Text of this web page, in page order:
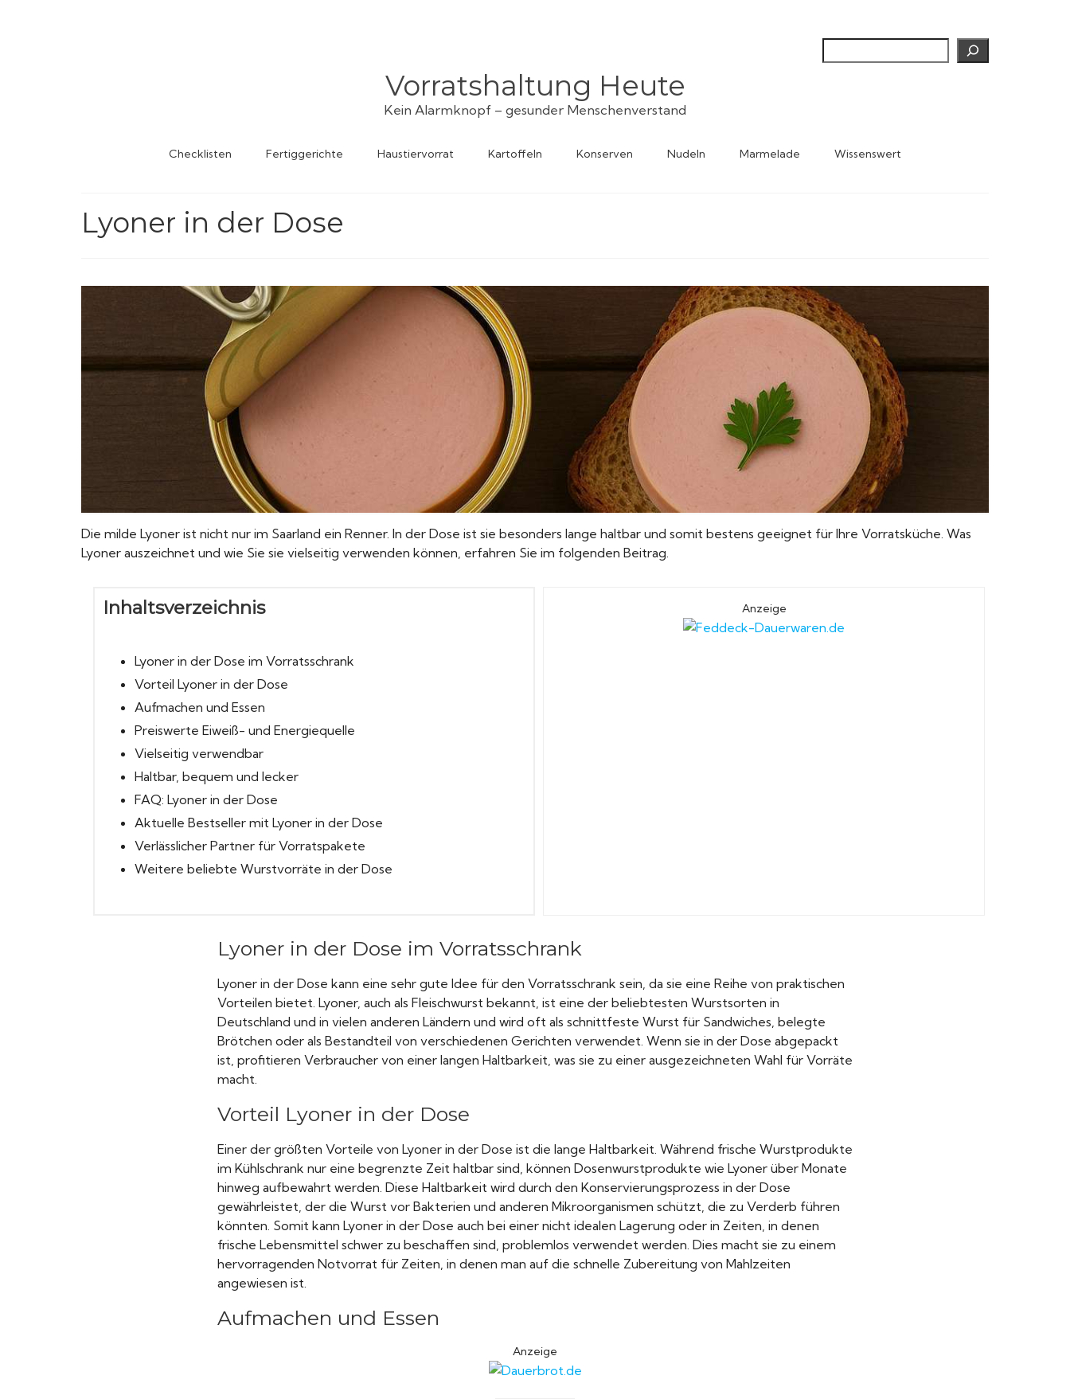
Vorratshaltung Heute
Kein Alarmknopf – gesunder Menschenverstand
Checklisten Fertiggerichte Haustiervorrat Kartoffeln Konserven Nudeln Marmelade Wissenswert
Lyoner in der Dose
Die milde Lyoner ist nicht nur im Saarland ein Renner. In der Dose ist sie besonders lange haltbar und somit bestens geeignet für Ihre Vorratsküche. Was
Lyoner auszeichnet und wie Sie sie vielseitig verwenden können, erfahren Sie im folgenden Beitrag.
Inhaltsverzeichnis
Lyoner in der Dose im Vorratsschrank
Vorteil Lyoner in der Dose
Aufmachen und Essen
Preiswerte Eiweiß- und Energiequelle
Vielseitig verwendbar
Haltbar, bequem und lecker
FAQ: Lyoner in der Dose
Aktuelle Bestseller mit Lyoner in der Dose
Verlässlicher Partner für Vorratspakete
Weitere beliebte Wurstvorräte in der Dose
Anzeige
Lyoner in der Dose im Vorratsschrank
Lyoner in der Dose kann eine sehr gute Idee für den Vorratsschrank sein, da sie eine Reihe von praktischen
Vorteilen bietet. Lyoner, auch als Fleischwurst bekannt, ist eine der beliebtesten Wurstsorten in
Deutschland und in vielen anderen Ländern und wird oft als schnittfeste Wurst für Sandwiches, belegte
Brötchen oder als Bestandteil von verschiedenen Gerichten verwendet. Wenn sie in der Dose abgepackt
ist, profitieren Verbraucher von einer langen Haltbarkeit, was sie zu einer ausgezeichneten Wahl für Vorräte
macht.
Vorteil Lyoner in der Dose
Einer der größten Vorteile von Lyoner in der Dose ist die lange Haltbarkeit. Während frische Wurstprodukte
im Kühlschrank nur eine begrenzte Zeit haltbar sind, können Dosenwurstprodukte wie Lyoner über Monate
hinweg aufbewahrt werden. Diese Haltbarkeit wird durch den Konservierungsprozess in der Dose
gewährleistet, der die Wurst vor Bakterien und anderen Mikroorganismen schützt, die zu Verderb führen
könnten. Somit kann Lyoner in der Dose auch bei einer nicht idealen Lagerung oder in Zeiten, in denen
frische Lebensmittel schwer zu beschaffen sind, problemlos verwendet werden. Dies macht sie zu einem
hervorragenden Notvorrat für Zeiten, in denen man auf die schnelle Zubereitung von Mahlzeiten
angewiesen ist.
Aufmachen und Essen
Anzeige